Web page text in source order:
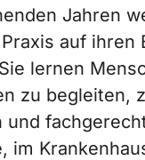
Jahren
auf ihren
lernen
zu begleiten,
und
im